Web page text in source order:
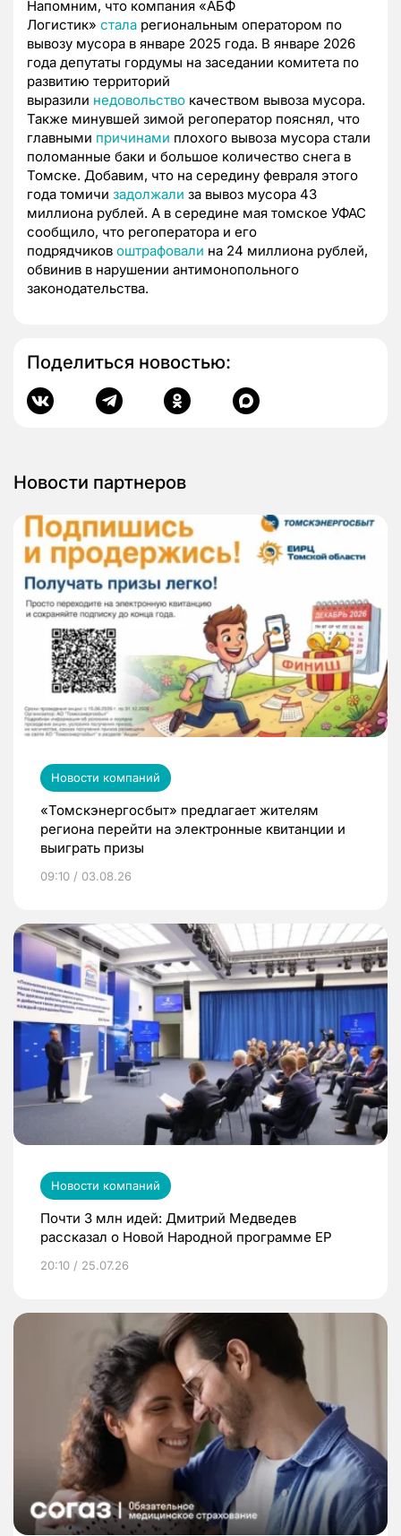
Напомним, что компания «АБФ
Логистик» стала региональным оператором по
вывозу мусора в январе 2025 года. В январе 2026
года депутаты гордумы на заседании комитета по
развитию территорий
выразили недовольство качеством вывоза мусора.
Также минувшей зимой регоператор пояснял, что
главными причинами плохого вывоза мусора стали
поломанные баки и большое количество снега в
Томске. Добавим, что на середину февраля этого
года томичи задолжали за вывоз мусора 43
миллиона рублей. А в середине мая томское УФАС
сообщило, что регоператора и его
подрядчиков оштрафовали на 24 миллиона рублей,
обвинив в нарушении антимонопольного
законодательства.
Поделиться новостью:
Новости партнеров
Новости компаний
«Томскэнергосбыт» предлагает жителям
региона перейти на электронные квитанции и
выиграть призы
09:10 / 03.08.26
Новости компаний
Почти 3 млн идей: Дмитрий Медведев
рассказал о Новой Народной программе ЕР
20:10 / 25.07.26